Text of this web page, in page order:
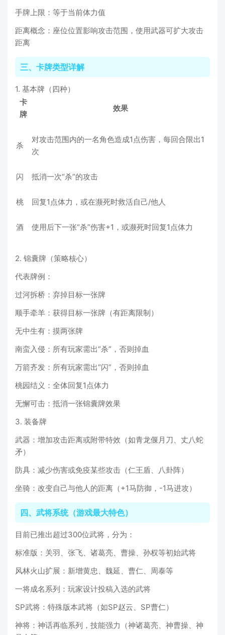
手牌上限：等于当前体力值
距离概念：座位位置影响攻击范围，使用武器可扩大攻击
距离
三、卡牌类型详解
1. 基本牌（四种）
卡
牌
效果
杀
对攻击范围内的一名角色造成1点伤害，每回合限出1
次
闪 抵消一次“杀”的攻击
桃 回复1点体力，或在濒死时救活自己/他人
酒 使用后下一张“杀”伤害+1，或濒死时回复1点体力
2. 锦囊牌（策略核心）
代表牌例：
过河拆桥：弃掉目标一张牌
顺手牵羊：获得目标一张牌（有距离限制）
无中生有：摸两张牌
南蛮入侵：所有玩家需出“杀”，否则掉血
万箭齐发：所有玩家需出“闪”，否则掉血
桃园结义：全体回复1点体力
无懈可击：抵消一张锦囊牌效果
3. 装备牌
武器：增加攻击距离或附带特效（如青龙偃月刀、丈八蛇
矛）
防具：减少伤害或免疫某些攻击（仁王盾、八卦阵）
坐骑：改变自己与他人的距离（+1马防御，-1马进攻）
四、武将系统（游戏最大特色）
目前已推出超过300位武将，分为：
标准版：关羽、张飞、诸葛亮、曹操、孙权等初始武将
风林火山扩展：新增黄忠、魏延、曹仁、周泰等
一将成名系列：玩家设计投稿入选的武将
SP武将：特殊版本武将（如SP赵云、SP曹仁）
神将：神话再临系列，技能强力（神诸葛亮、神曹操、神